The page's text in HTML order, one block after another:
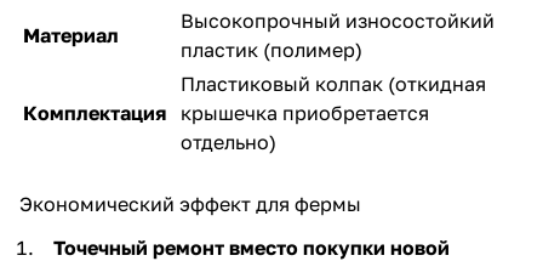
Материал
Высокопрочный износостойкий
пластик (полимер)
Комплектация
Пластиковый колпак (откидная
крышечка приобретается
отдельно)
Экономический эффект для фермы
Точечный ремонт вместо покупки новой